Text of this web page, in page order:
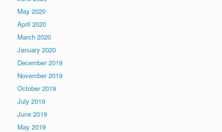
May 2020
April 2020
March 2020
January 2020
December 2019
November 2019
October 2019
July 2019
June 2019
May 2019